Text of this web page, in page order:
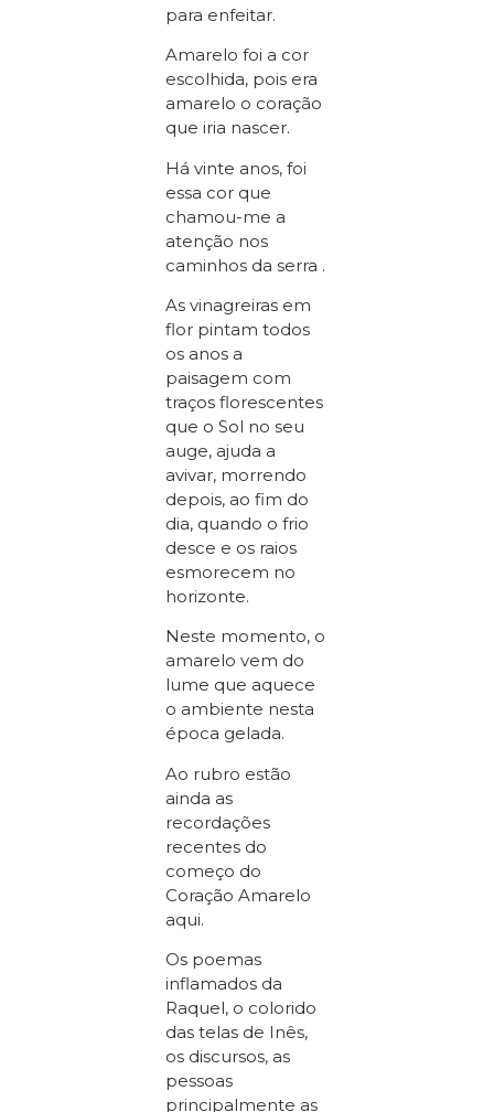
para enfeitar.
Amarelo foi a cor
escolhida, pois era
amarelo o coração
que iria nascer.
Há vinte anos, foi
essa cor que
chamou-me a
atenção nos
caminhos da serra .
As vinagreiras em
flor pintam todos
os anos a
paisagem com
traços florescentes
que o Sol no seu
auge, ajuda a
avivar, morrendo
depois, ao fim do
dia, quando o frio
desce e os raios
esmorecem no
horizonte.
Neste momento, o
amarelo vem do
lume que aquece
o ambiente nesta
época gelada.
Ao rubro estão
ainda as
recordações
recentes do
começo do
Coração Amarelo
aqui.
Os poemas
inflamados da
Raquel, o colorido
das telas de Inês,
os discursos, as
pessoas
principalmente as